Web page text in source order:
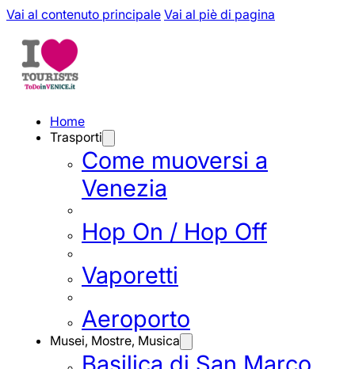
Vai al contenuto principale Vai al piè di pagina
Home
Trasporti
Come muoversi a
Venezia
Hop On / Hop Off
Vaporetti
Aeroporto
Musei, Mostre, Musica